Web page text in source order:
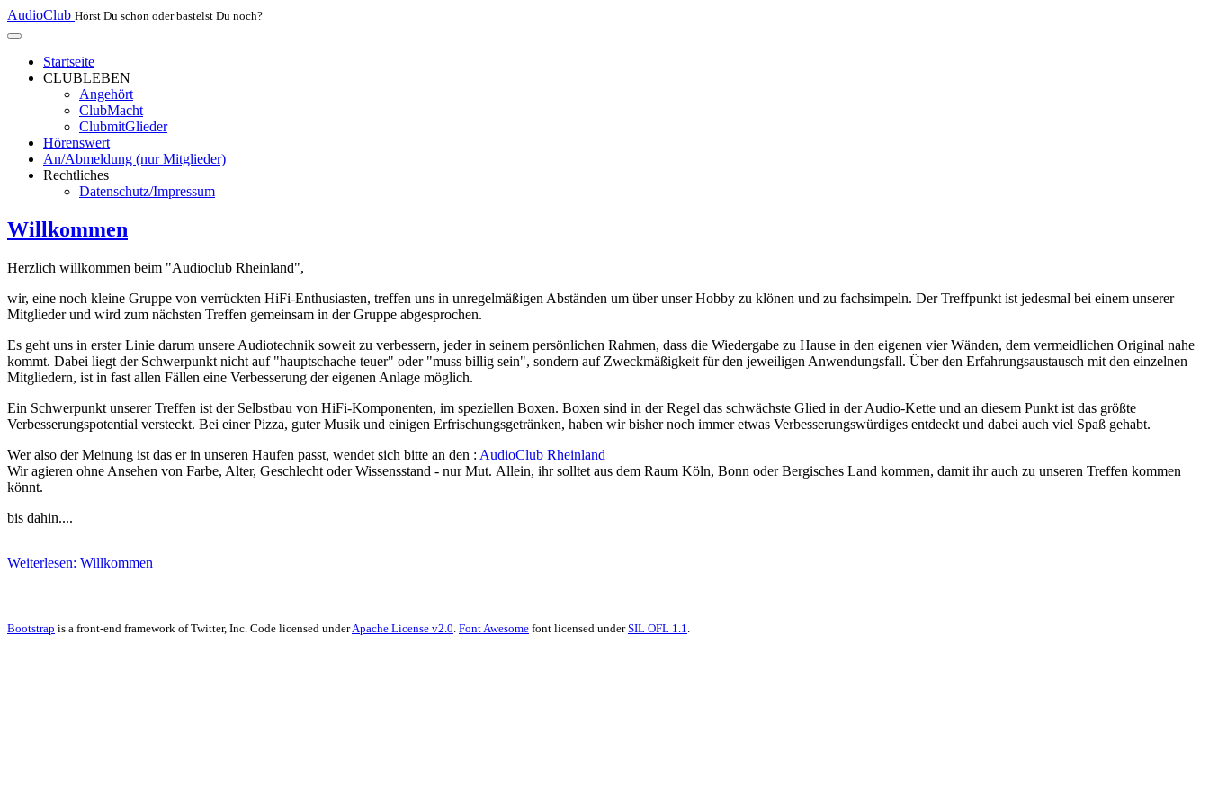
AudioClub Hörst Du schon oder bastelst Du noch?
Startseite
CLUBLEBEN
Angehört
ClubMacht
ClubmitGlieder
Hörenswert
An/Abmeldung (nur Mitglieder)
Rechtliches
Datenschutz/Impressum
Willkommen
Herzlich willkommen beim "Audioclub Rheinland",
wir, eine noch kleine Gruppe von verrückten HiFi-Enthusiasten, treffen uns in unregelmäßigen Abständen um über unser Hobby zu klönen und zu fachsimpeln. Der Treffpunkt ist jedesmal bei einem unserer
Mitglieder und wird zum nächsten Treffen gemeinsam in der Gruppe abgesprochen.
Es geht uns in erster Linie darum unsere Audiotechnik soweit zu verbessern, jeder in seinem persönlichen Rahmen, dass die Wiedergabe zu Hause in den eigenen vier Wänden, dem vermeidlichen Original nahe
kommt. Dabei liegt der Schwerpunkt nicht auf "hauptschache teuer" oder "muss billig sein", sondern auf Zweckmäßigkeit für den jeweiligen Anwendungsfall. Über den Erfahrungsaustausch mit den einzelnen
Mitgliedern, ist in fast allen Fällen eine Verbesserung der eigenen Anlage möglich.
Ein Schwerpunkt unserer Treffen ist der Selbstbau von HiFi-Komponenten, im speziellen Boxen. Boxen sind in der Regel das schwächste Glied in der Audio-Kette und an diesem Punkt ist das größte
Verbesserungspotential versteckt. Bei einer Pizza, guter Musik und einigen Erfrischungsgetränken, haben wir bisher noch immer etwas Verbesserungswürdiges entdeckt und dabei auch viel Spaß gehabt.
Wer also der Meinung ist das er in unseren Haufen passt, wendet sich bitte an den : AudioClub Rheinland
Wir agieren ohne Ansehen von Farbe, Alter, Geschlecht oder Wissensstand - nur Mut. Allein, ihr solltet aus dem Raum Köln, Bonn oder Bergisches Land kommen, damit ihr auch zu unseren Treffen kommen
könnt.
bis dahin....
Weiterlesen: Willkommen
Bootstrap is a front-end framework of Twitter, Inc. Code licensed underApache License v2.0 Font Awesome font licensed underSIL OFL 1.1